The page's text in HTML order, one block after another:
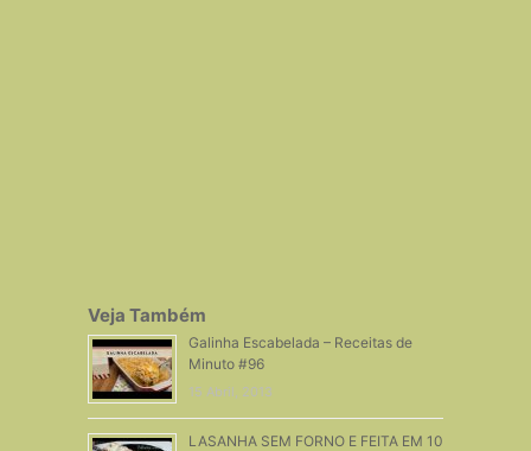
Veja Também
Galinha Escabelada – Receitas de
Minuto #96
15 Abril, 2013
LASANHA SEM FORNO E FEITA EM 10